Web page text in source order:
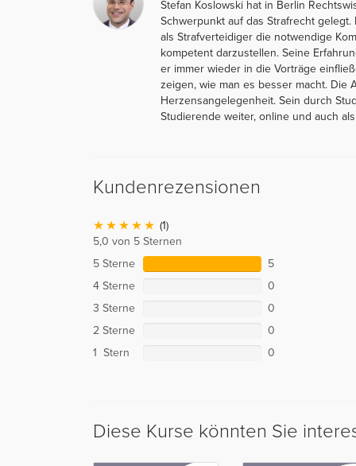
Stefan Koslowski hat in Berlin
Schwerpunkt auf das Strafrecht
als Strafverteidiger die notwendige
kompetent darzustellen. Seine
er immer wieder in die Vorträge
zeigen, wie man es besser macht. Die
Herzensangelegenheit. Sein durch
Studierende weiter, online und auch
Kundenrezensionen
(1)
5,0 von 5 Sternen
5 Sterne
5
4 Sterne
0
3 Sterne
0
2 Sterne
0
1 Stern
0
Diese Kurse könnten Sie